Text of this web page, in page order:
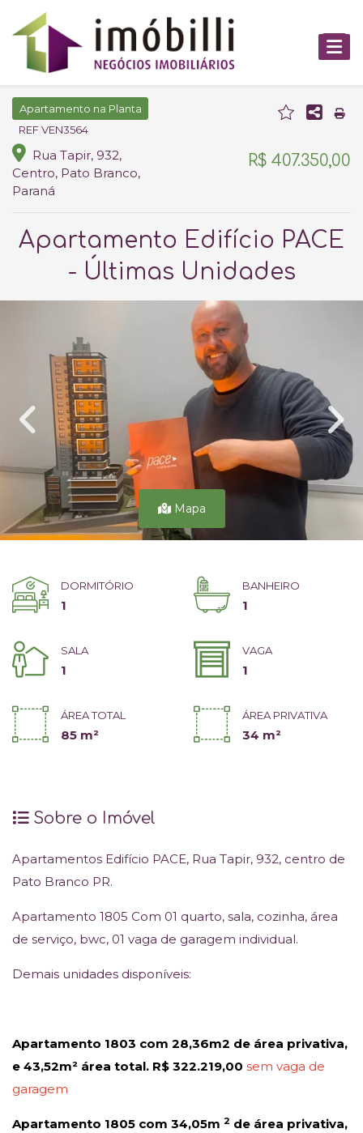
Apartamento na Planta
REF VEN3564
Rua Tapir, 932,
Centro, Pato Branco,
Paraná
R$ 407.350,00
Apartamento Edifício PACE
- Últimas Unidades
Mapa
DORMITÓRIO
1
BANHEIRO
1
SALA
1
VAGA
1
ÁREA TOTAL
85 m²
ÁREA PRIVATIVA
34 m²
Sobre o Imóvel
Apartamentos Edifício PACE, Rua Tapir, 932, centro de
Pato Branco PR.
Apartamento 1805 Com 01 quarto, sala, cozinha, área
de serviço, bwc, 01 vaga de garagem individual.
Demais unidades disponíveis:
Apartamento 1803 com 28,36m2 de área privativa,
e 43,52m² área total. R$ 322.219,00 sem vaga de
garagem
Apartamento 1805 com 34,05m 2 de área privativa,